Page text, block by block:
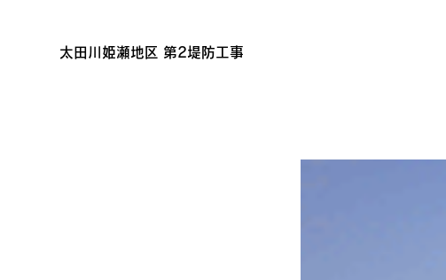
太田川姫瀬地区 第2堤防工事